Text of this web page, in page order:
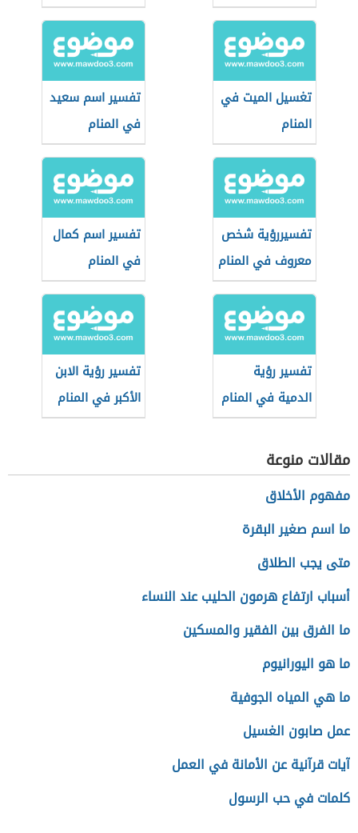
تغسيل الميت في
المنام
تفسير اسم سعيد
في المنام
تفسيررؤية شخص
معروف في المنام
تفسير اسم كمال
في المنام
تفسير رؤية
الدمية في المنام
تفسير رؤية الابن
الأكبر في المنام
مقالات منوعة
مفهوم الأخلاق
ما اسم صغير البقرة
متى يجب الطلاق
أسباب ارتفاع هرمون الحليب عند النساء
ما الفرق بين الفقير والمسكين
ما هو اليورانيوم
ما هي المياه الجوفية
عمل صابون الغسيل
آيات قرآنية عن الأمانة في العمل
كلمات في حب الرسول